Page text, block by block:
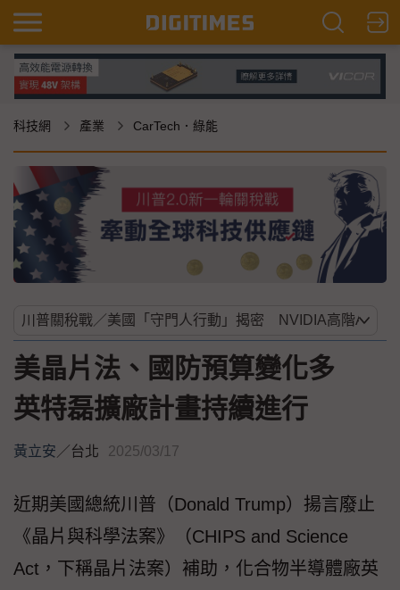
科技網 產業 CarTech．綠能
美晶片法、國防預算變化多
英特磊擴廠計畫持續進行
黃立安 ／台北 2025/03/17
近期美國總統川普（Donald Trump）揚言廢止
《晶片與科學法案》（CHIPS and Science
Act，下稱晶片法案）補助，化合物半導體廠英